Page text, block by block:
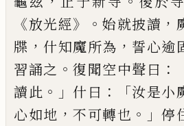
《放光經》。始就披讀 ，
牒 ， 什知魔所為 ， 誓心逾
習誦之 。復聞空中聲曰 ：
讀此 。」 什曰 ：「汝是小
心如地 ，不可轉也 。」停